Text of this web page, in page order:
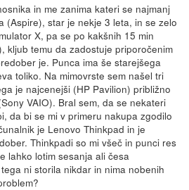
in me zanima kateri se najmanj
(Aspire), star je nekje 3 leta, in se zelo
X, pa se po kakšnih 15 min
kljub temu da zadostuje priporočenim
je. Punca ima še starejšega
toliko. Na mimovrste sem našel tri
je najcenejši (HP Pavilion) približno
VAIO). Bral sem, da se nekateri
da bi se mi v primeru nakupa zgodilo
je Lenovo Thinkpad in je
Thinkpadi so mi všeč in punci res
lahko lotim sesanja ali česa
ni storila nikdar in nima nobenih